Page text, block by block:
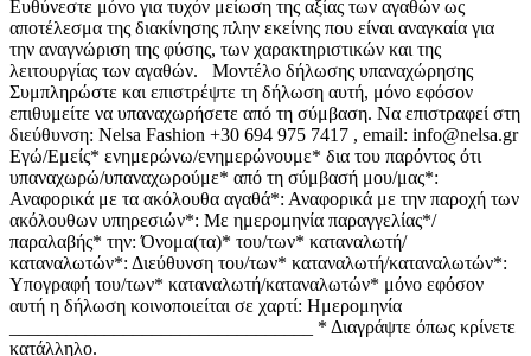
Ευθύνεστε μόνο για τυχόν μείωση της αξίας των αγαθών ως
αποτέλεσμα της διακίνησης πλην εκείνης που είναι αναγκαία για
την αναγνώριση της φύσης, των χαρακτηριστικών και της
λειτουργίας των αγαθών. Μοντέλο δήλωσης υπαναχώρησης
Συμπληρώστε και επιστρέψτε τη δήλωση αυτή, μόνο εφόσον
επιθυμείτε να υπαναχωρήσετε από τη σύμβαση. Να επιστραφεί στη
διεύθυνση: Nelsa Fashion +30 694 975 7417 , email: info@nelsa.gr
Εγώ/Εμείς* ενημερώνω/ενημερώνουμε* δια του παρόντος ότι
υπαναχωρώ/υπαναχωρούμε* από τη σύμβασή μου/μας*:
Αναφορικά με τα ακόλουθα αγαθά*: Αναφορικά με την παροχή των
ακόλουθων υπηρεσιών*: Με ημερομηνία παραγγελίας*/
παραλαβής* την: Όνομα(τα)* του/των* καταναλωτή/
καταναλωτών*: Διεύθυνση του/των* καταναλωτή/καταναλωτών*:
Υπογραφή του/των* καταναλωτή/καταναλωτών* μόνο εφόσον
αυτή η δήλωση κοινοποιείται σε χαρτί: Ημερομηνία
________________________________ * Διαγράψτε όπως κρίνετε
κατάλληλο.